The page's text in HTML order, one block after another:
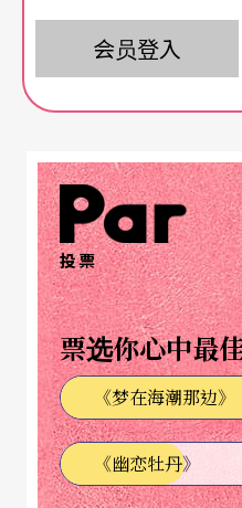
奥赛罗太小了，伊阿苟太
演员谢幕时，我观察周
纳闷，而我是属于看完
我花了一千八百块看戏
答，我需要一点能感动
观众散场之后，与几位
我们都抱著太高的期望。
我个人非常喜欢这次的
de Chirico）的神秘与
会员登入
投票
票选你心中最
《梦在海潮那边》
《幽恋牡丹》